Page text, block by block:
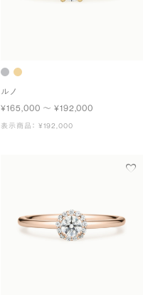
ルノ
¥165,000 〜 ¥192,000
表示商品： ¥192,000